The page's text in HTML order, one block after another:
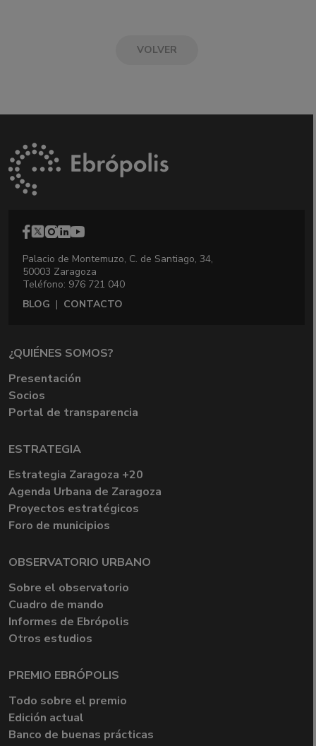
VOLVER
Palacio de Montemuzo, C. de Santiago, 34,
50003 Zaragoza
Teléfono: 976 721 040
BLOG | CONTACTO
¿QUIÉNES SOMOS?
Presentación
Socios
Portal de transparencia
ESTRATEGIA
Estrategia Zaragoza +20
Agenda Urbana de Zaragoza
Proyectos estratégicos
Foro de municipios
OBSERVATORIO URBANO
Sobre el observatorio
Cuadro de mando
Informes de Ebrópolis
Otros estudios
PREMIO EBRÓPOLIS
Todo sobre el premio
Edición actual
Banco de buenas prácticas